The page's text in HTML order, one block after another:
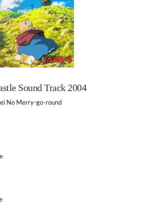
Sound Track 2004
No Merry-go-round